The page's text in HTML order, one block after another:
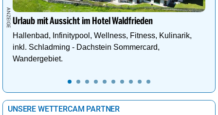
Urlaub mit Aussicht im Hotel Waldfrieden
Hallenbad, Infinitypool, Wellness, Fitness, Kulinarik,
inkl. Schladming - Dachstein Sommercard,
Wandergebiet.
UNSERE WETTERCAM PARTNER